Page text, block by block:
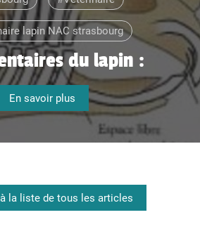
lapin NAC strasbourg
du lapin :
En savoir plus
la liste de tous les articles